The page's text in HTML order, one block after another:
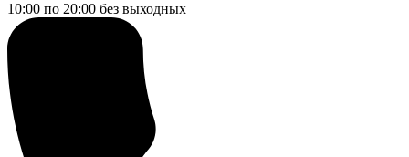
10:00 по 20:00 без выходных